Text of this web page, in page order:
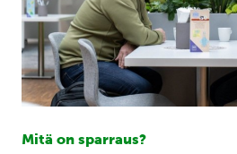
Mitä on sparraus?